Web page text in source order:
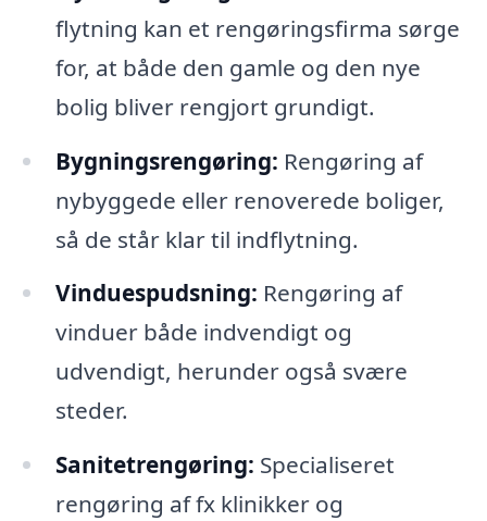
flytning kan et rengøringsfirma sørge
for, at både den gamle og den nye
bolig bliver rengjort grundigt.
Bygningsrengøring: Rengøring af
nybyggede eller renoverede boliger,
så de står klar til indflytning.
Vinduespudsning: Rengøring af
vinduer både indvendigt og
udvendigt, herunder også svære
steder.
Sanitetrengøring: Specialiseret
rengøring af fx klinikker og